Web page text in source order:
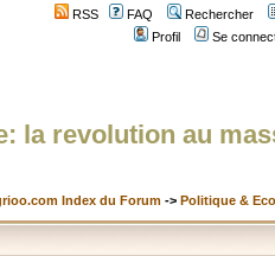
RSS FAQ
Rechercher
Profil
Se
la revolution au
Index du Forum -> Politique &